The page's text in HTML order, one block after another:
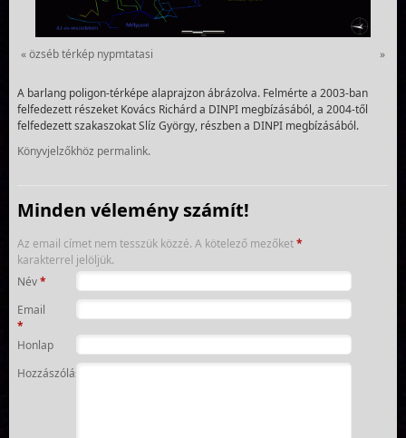
«özséb térkép nypmtatasi »
A barlang poligon-térképe alaprajzon ábrázolva. Felmérte a 2003-ban
felfedezett részeket Kovács Richárd a DINPI megbízásából, a 2004-től
felfedezett szakaszokat Slíz György, részben a DINPI megbízásából.
Könyvjelzőkhöz permalink.
Minden vélemény számít!
Az email címet nem tesszük közzé. A kötelező mezőket*
karakterrel jelöljük.
Név*
Email
*
Honlap
Hozzászólás